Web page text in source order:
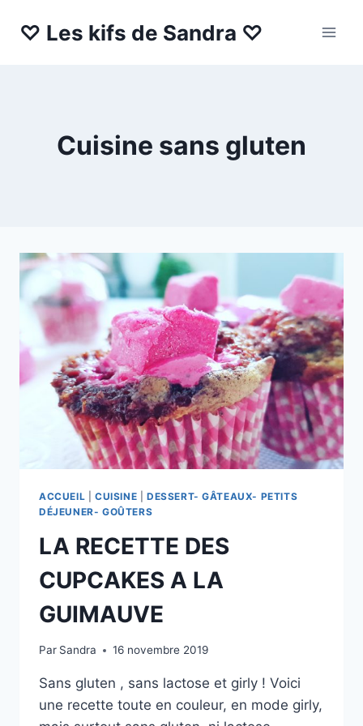
♡ Les kifs de Sandra ♡
Cuisine sans gluten
ACCUEIL CUISINE
DESSERT- GÂTEAUX- PETITS
DÉJEUNER- GOÛTERS
LA RECETTE DES
CUPCAKES A LA
GUIMAUVE
Par Sandra 16 novembre 2019
Sans gluten , sans lactose et girly ! Voici
une recette toute en couleur, en mode girly,